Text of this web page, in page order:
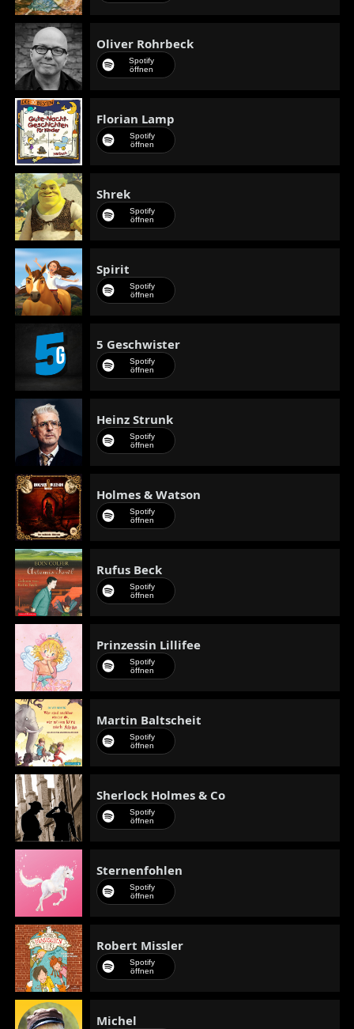
Oliver Rohrbeck
Spotify
öffnen
Florian Lamp
Spotify
öffnen
Shrek
Spotify
öffnen
Spirit
Spotify
öffnen
5 Geschwister
Spotify
öffnen
Heinz Strunk
Spotify
öffnen
Holmes & Watson
Spotify
öffnen
Rufus Beck
Spotify
öffnen
Prinzessin Lillifee
Spotify
öffnen
Martin Baltscheit
Spotify
öffnen
Sherlock Holmes & Co
Spotify
öffnen
Sternenfohlen
Spotify
öffnen
Robert Missler
Spotify
öffnen
Michel